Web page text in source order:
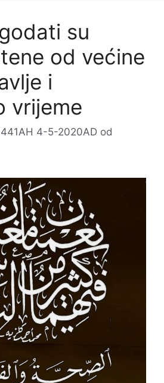
su
od većine
i
vrijeme
4-5-2020AD od